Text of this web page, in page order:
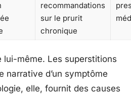
recommandations
sur le prurit
chronique
lui-même. Les superstitions
narrative d’un symptôme
elle, fournit des causes